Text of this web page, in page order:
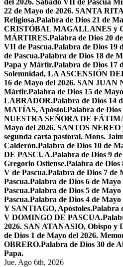
del 2026. Sábado VII de Pascua
22 de Mayo de 2026. SANTA
Religiosa.Palabra de Dios 21 de
CRISTÓBAL MAGALLANES y
MÁRTIRES.Palabra de Dios 20
VII de Pascua.Palabra de Dios 19
de Pascua.Palabra de Dios 18 de
Papa y Mártir.Palabra de Dios 17
Solemnidad, LA ASCENSIÓN
16 de Mayo del 2026. SAN JUAN
Mártir.Palabra de Dios 15 de
LABRADOR.Palabra de Dios 14
MATÍAS, Apóstol.Palabra de Dios
NUESTRA SEÑORA DE
Mayo del 2026. SANTOS
segunda carta pastoral. Mons.
Calderón.Palabra de Dios 10 de
DE PASCUA.Palabra de Dios 9
Gregorio Ostiense.Palabra de Dios
V de Pascua.Palabra de Dios 7 de
Pascua.Palabra de Dios 6 de
Pascua.Palabra de Dios 5 de
Pascua.Palabra de Dios 4 de
Y SANTIAGO, Apóstoles.Palabra
V DOMINGO DE PASCUA.
2026. SAN ATANASIO, Obispo y
de Dios 1 de Mayo del 2026.
OBRERO.Palabra de Dios 30 de
Papa.
Jue. Ago 6th, 2026